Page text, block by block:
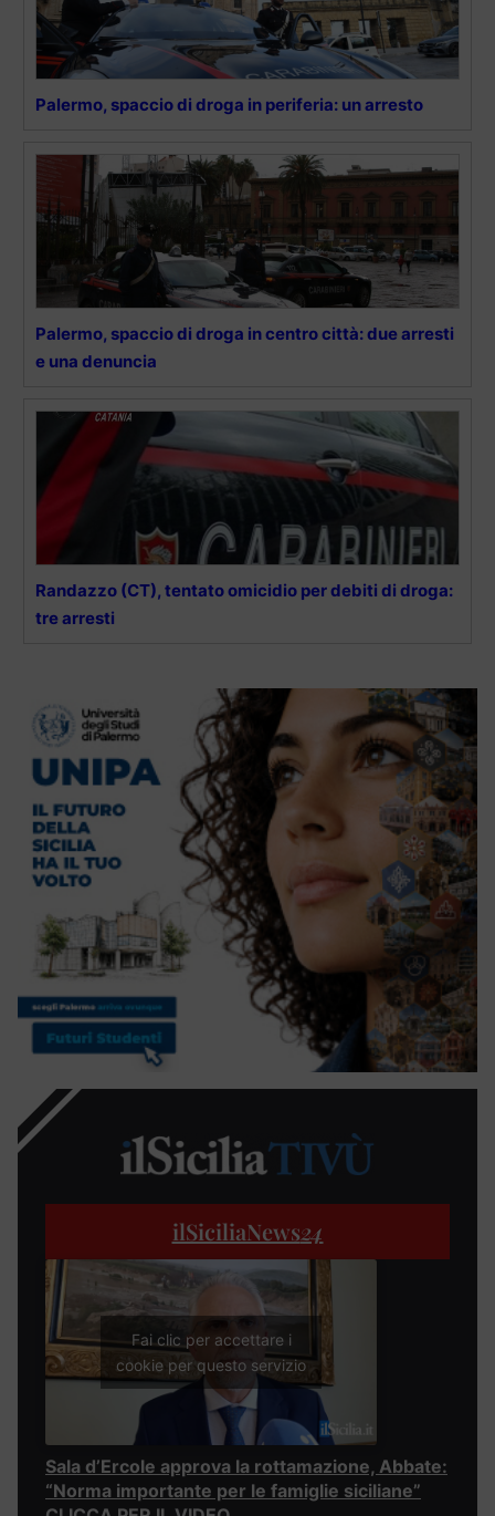
Palermo, spaccio di droga in periferia: un arresto
Palermo, spaccio di droga in centro città: due arresti
e una denuncia
Randazzo (CT), tentato omicidio per debiti di droga:
tre arresti
ilSiciliaNews24
Fai clic per accettare i
cookie per questo servizio
Sala d’Ercole approva la rottamazione, Abbate:
“Norma importante per le famiglie siciliane”